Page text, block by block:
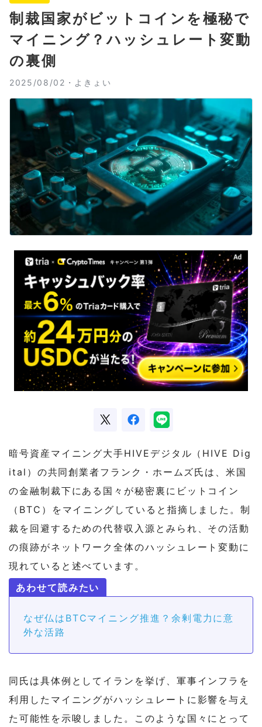
制裁国家がビットコインを極秘で
マイニング？ハッシュレート変動
の裏側
2025/08/02・ よきょい
暗号資産マイニング大手HIVEデジタル（HIVE Dig
ital）の共同創業者フランク・ホームズ氏は、米国
の金融制裁下にある国々が秘密裏にビットコイン
（BTC）をマイニングしていると指摘しました。制
裁を回避するための代替収入源とみられ、その活動
の痕跡がネットワーク全体のハッシュレート変動に
現れていると述べています。
なぜ仏はBTCマイニング推進？余剰電力に意
外な活路
同氏は具体例としてイランを挙げ、軍事インフラを
利用したマイニングがハッシュレートに影響を与え
た可能性を示唆しました。このような国々にとって